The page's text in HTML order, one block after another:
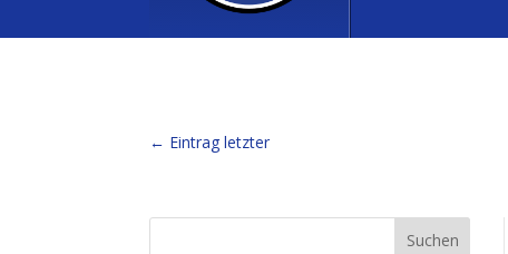
← Eintrag letzter